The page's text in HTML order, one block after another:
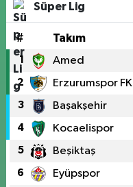
Süper Lig
# Takım
1 Amed
2 Erzurumspor FK
3 Başakşehir
4 Kocaelispor
5 Beşiktaş
6 Eyüpspor